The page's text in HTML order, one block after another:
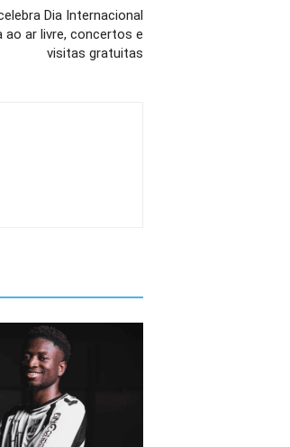
Dia Internacional
ar livre, concertos e
visitas gratuitas